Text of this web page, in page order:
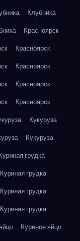
Клубника
Красноярск
Красноярск
Красноярск
Красноярск
Красноярск
Кукуруза
Кукуруза
грудка
Куриная грудка
Куриная грудка
Куриная грудка
Куриное яйцо